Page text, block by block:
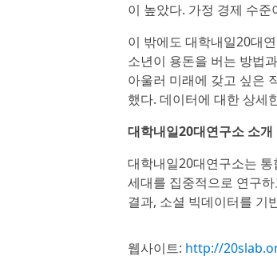
이 높았다. 가정 경제 수
이 밖에도 대학내일20대연
소년이 용돈을 버는 방법
아울러 미래에 갖고 싶은
했다. 데이터에 대한 상세
대학내일20대연구소 소개
대학내일20대연구소는
세대를 집중적으로 연구
결과, 소셜 빅데이터를 기
웹사이트: http://